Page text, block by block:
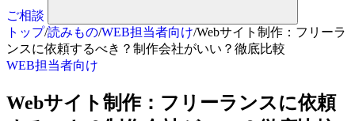
ご相談
トップ/読みもの/WEB担当者向け/Webサイト制作：フリーラ
ンスに依頼するべき？制作会社がいい？徹底比較
WEB担当者向け
Webサイト制作：フリーランスに依頼